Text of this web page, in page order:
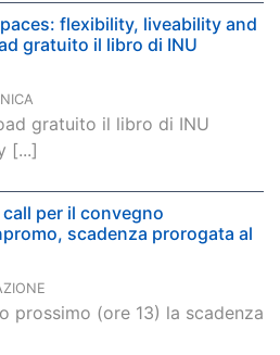
flexibility, liveability and
gratuito il libro di INU
gratuito il libro di INU
[...]
per il convegno
scadenza prorogata al
prossimo (ore 13) la scadenza